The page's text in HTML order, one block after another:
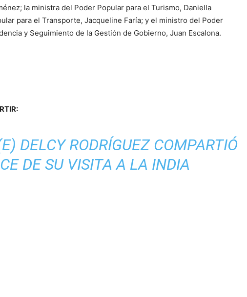
la ministra del Poder Popular para el Turismo, Daniella
para el Transporte, Jacqueline Faría; y el ministro del Poder
y Seguimiento de la Gestión de Gobierno, Juan Escalona.
DELCY RODRÍGUEZ COMPARTIÓ
DE SU VISITA A LA INDIA